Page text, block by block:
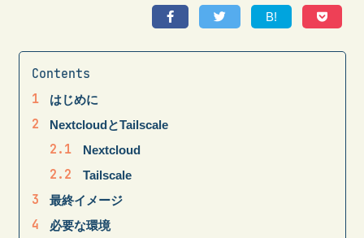
B!
はじめに
NextcloudとTailscale
Nextcloud
Tailscale
最終イメージ
必要な環境